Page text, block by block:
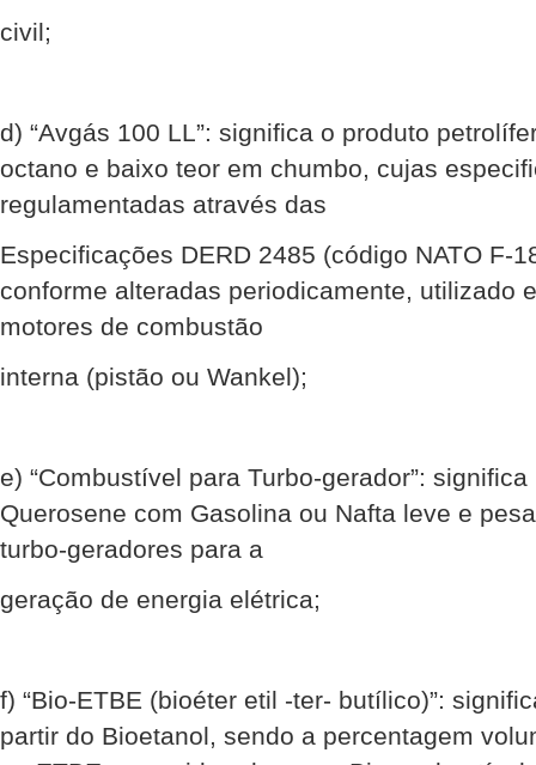
civil;
d) “Avgás 100 LL”: significa o produto
octano e baixo teor em chumbo, cujas
regulamentadas através das
Especificações DERD 2485 (código NATO F-
conforme alteradas periodicamente, utilizado
motores de combustão
interna (pistão ou Wankel);
e) “Combustível para Turbo-gerador”:
Querosene com Gasolina ou Nafta leve e
turbo-geradores para a
geração de energia elétrica;
f) “Bio-ETBE (bioéter etil -ter- butílico)”:
partir do Bioetanol, sendo a percentagem